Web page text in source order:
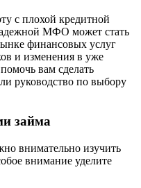
с плохой кредитной
МФО может стать
финансовых услуг
и изменения в уже
вам сделать
руководство по выбору
займа
внимательно изучить
внимание уделите